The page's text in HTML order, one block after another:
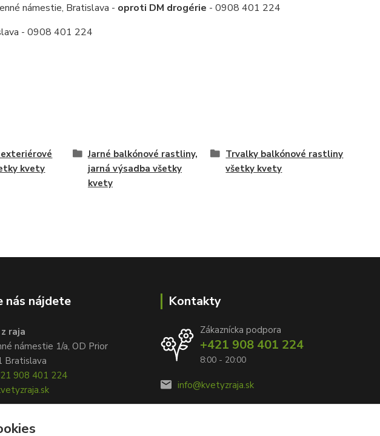
námestie, Bratislava - oproti DM drogérie - 0908 401 224
- 0908 401 224
kvety
Jarné balkónové rastliny,
jarná výsadba všetky
kvety
Trvalky balkónové rastliny
všetky kvety
nás nájdete
raja
námestie 1/a, OD Prior
Bratislava
908 401 224
Kontakty
Zákaznícka podpora
+421 908 401 224
8:00 - 20:00
info@kvetyzraja.sk